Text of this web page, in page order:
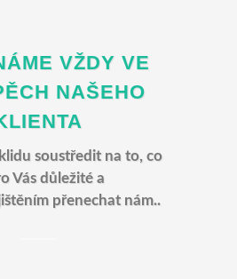
VŽDY VE
NAŠEHO
soustředit na to, co
Vás důležité a
přenechat nám..